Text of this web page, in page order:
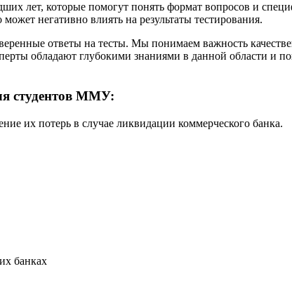
лет, которые помогут понять формат вопросов и
негативно влиять на результаты тестирования.
ответы на тесты. Мы понимаем важность
обладают глубокими знаниями в данной области и
студентов ММУ:
их потерь в случае ликвидации коммерческого банка.
банках